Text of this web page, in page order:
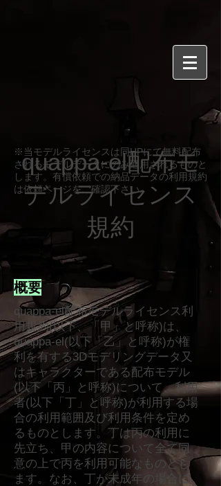
quappa-el配布モ
デルライセンス
規約
※当モデルライセンスは同HPにて無料配布
されるモデルデータにのみ適用されるものと
します。有償依頼での納品データの利用規約
は依頼ページをご確認下さい。
概要
quappa-el配布モデルライセンス利
用規約(以下、「甲」と呼称)は、
quappa-el(以下「乙」と呼称)が権
利を有する3Dモデリングデータ又
はキャラクターである配布モデル
(以下「丙」と呼称)について、利用
者(以下「丁」と呼称)が利用する場
合の利用範囲及び利用条件を定め
るものとします。丁は丙の利用に
先立ち、甲の内容について全て同
意の上で丙を利用可能なものとし
ます。なお、丁が未成年の場合に